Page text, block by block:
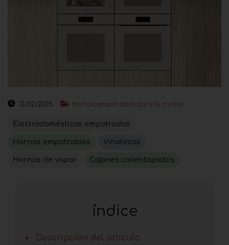
12/02/2025 hornos empotrados para la cocina
Electrodomésticos empotrados
Hornos empotrables Vinotecas
Hornos de vapor Cajones calientaplatos
índice
Descripción del articulo